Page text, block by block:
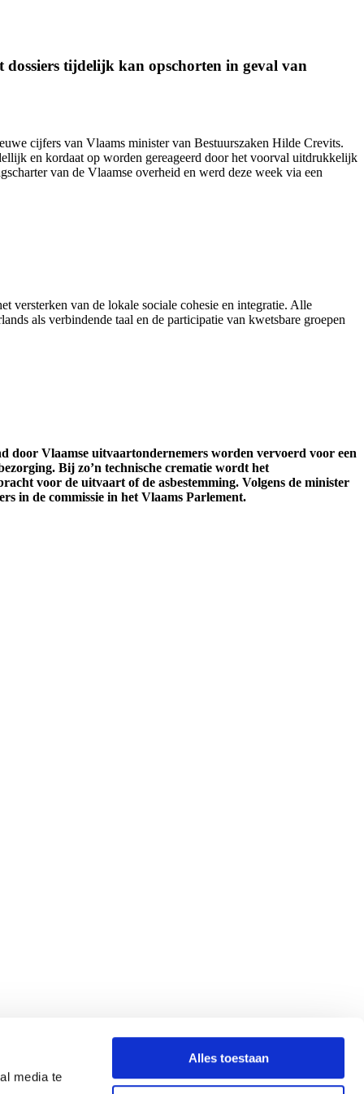
media te
Alles toestaan
dossiers tijdelijk kan opschorten in geval van
cijfers van Vlaams minister van Bestuurszaken Hilde Crevits.
en kordaat op worden gereageerd door het voorval uitdrukkelijk
van de Vlaamse overheid en werd deze week via een
versterken van de lokale sociale cohesie en integratie. Alle
als verbindende taal en de participatie van kwetsbare groepen
Vlaamse uitvaartondernemers worden vervoerd voor een
Bij zo’n technische crematie wordt het
voor de uitvaart of de asbestemming. Volgens de minister
in de commissie in het Vlaams Parlement.